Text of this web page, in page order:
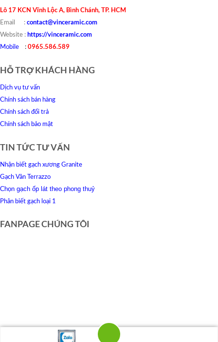
Lô 17 KCN Vĩnh Lộc A, Bình Chánh, TP. HCM
Email : contact@vinceramic.com
Website : https://vinceramic.com
Mobile : 0965.586.589
HỖ TRỢ KHÁCH HÀNG
Dịch vụ tư vấn
Chính sách bán hàng
Chính sách đổi trả
Chính sách bảo mật
TIN TỨC TƯ VẤN
Nhận biết gạch xương Granite
Gạch Vân Terrazzo
Chọn gạch ốp lát theo phong thuỷ
Phân biết gạch loại 1
FANPAGE CHÚNG TÔI